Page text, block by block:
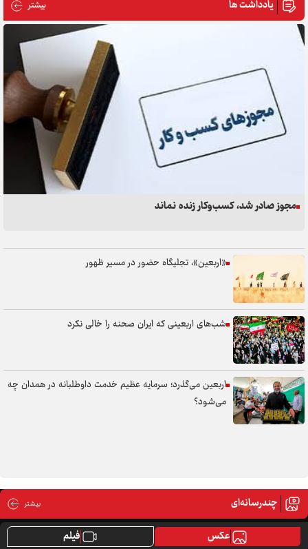
در دام طرح «هرج و مرج سازنده» صهیونیست‌ها نیفتیم
مذاکره در نگاه و منطق قرآن
با کفش قدیمی نمی‌توان راه تازه تولید را پیمود
فرهنگ عاشورا و پرچمداری ایران در مقاومت جهانی
«استاد دانشگاه»، از کلاس درس تا معماری آینده
آیا اقتصاد ایران در آستانه یک جهش توسعه‌ای قرار گرفته
است؟
یادداشت ها بیشتر درباره
مجوز صادر شد، کسب‌وکار زنده نماند
«اربعین»، تجلیگاه حضور در مسیر ظهور
شب‌های اربعینی که ایران صحنه را خالی نکرد
اربعین می‌گذرد؛ سرمایه عظیم خدمت داوطلبانه در همدان چه
می‌شود؟
چندرسانه‌ای بیشتر
عکس فیلم